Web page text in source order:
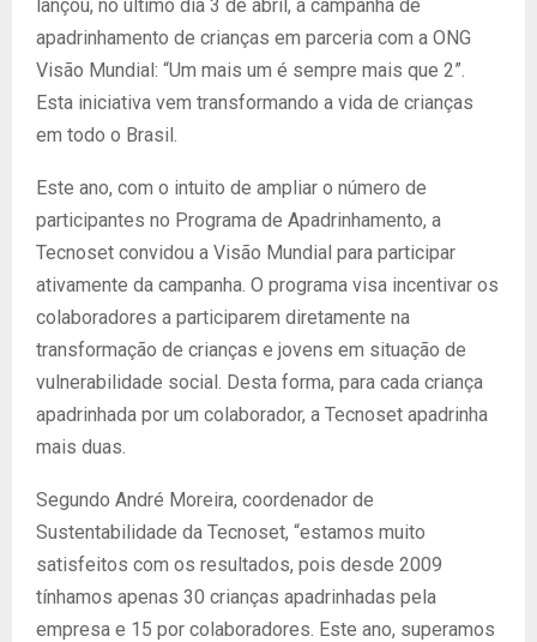
lançou, no último dia 3 de abril, a campanha de
apadrinhamento de crianças em parceria com a ONG
Visão Mundial: “Um mais um é sempre mais que 2”.
Esta iniciativa vem transformando a vida de crianças
em todo o Brasil.
Este ano, com o intuito de ampliar o número de
participantes no Programa de Apadrinhamento, a
Tecnoset convidou a Visão Mundial para participar
ativamente da campanha. O programa visa incentivar os
colaboradores a participarem diretamente na
transformação de crianças e jovens em situação de
vulnerabilidade social. Desta forma, para cada criança
apadrinhada por um colaborador, a Tecnoset apadrinha
mais duas.
Segundo André Moreira, coordenador de
Sustentabilidade da Tecnoset, “estamos muito
satisfeitos com os resultados, pois desde 2009
tínhamos apenas 30 crianças apadrinhadas pela
empresa e 15 por colaboradores. Este ano, superamos